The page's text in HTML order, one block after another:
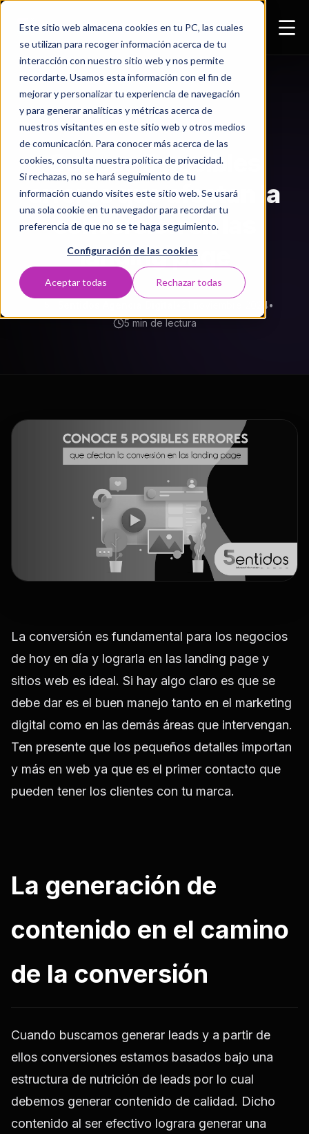
Este sitio web almacena cookies en tu PC, las cuales
se utilizan para recoger información acerca de tu
interacción con nuestro sitio web y nos permite
recordarte. Usamos esta información con el fin de
mejorar y personalizar tu experiencia de navegación
y para generar analíticas y métricas acerca de
nuestros visitantes en este sitio web y otros medios
de comunicación. Para conocer más acerca de las
cookies, consulta nuestra política de privacidad.
Si rechazas, no se hará seguimiento de tu
información cuando visites este sitio web. Se usará
una sola cookie en tu navegador para recordar tu
preferencia de que no se te haga seguimiento.
Configuración de las cookies
Aceptar todas Rechazar todas
Conoce 5 posibles
errores que afectan la
conversión en las
landing page
21 noviembre 2024•
5 min de lectura
La conversión es fundamental para los negocios
de hoy en día y lograrla en las landing page y
sitios web es ideal. Si hay algo claro es que se
debe dar es el buen manejo tanto en el marketing
digital como en las demás áreas que intervengan.
Ten presente que los pequeños detalles importan
y más en web ya que es el primer contacto que
pueden tener los clientes con tu marca.
La generación de
contenido en el camino
de la conversión
Cuando buscamos generar leads y a partir de
ellos conversiones estamos basados bajo una
estructura de nutrición de leads por lo cual
debemos generar contenido de calidad. Dicho
contenido al ser efectivo lograra generar una